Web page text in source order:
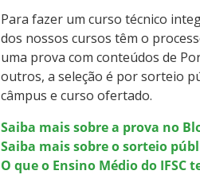
Para fazer um curso técnico
dos nossos cursos têm o
uma prova com conteúdos de
outros, a seleção é por sorteio
câmpus e curso ofertado.
Saiba mais sobre a prova no
Saiba mais sobre o sorteio
O que o Ensino Médio do IFSC